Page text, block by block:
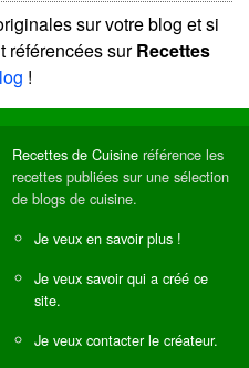
sur votre blog et si
référencées surRecettes
!
Recettes de Cuisine référence les
recettes publiées sur une sélection
de blogs de cuisine.
Je veux en savoir plus !
Je veux savoir qui a créé ce
site.
Je veux contacter le créateur.